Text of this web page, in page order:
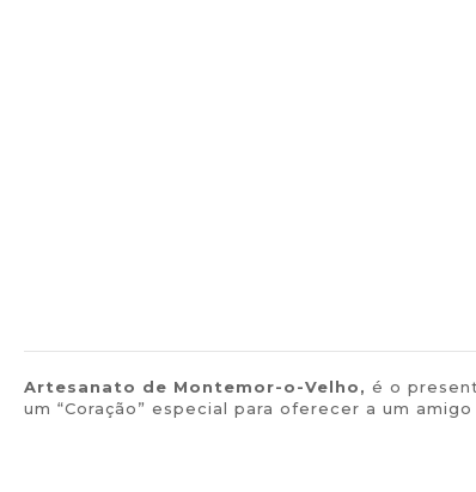
Artesanato de Montemor-o-Velho, é o
um “Coração” especial para oferecer a um